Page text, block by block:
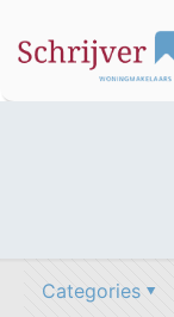
Categories